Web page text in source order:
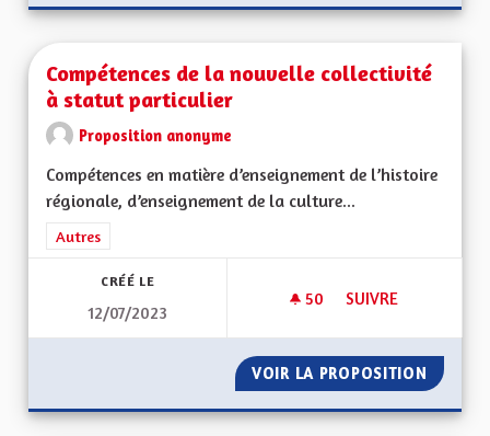
Compétences de la nouvelle collectivité
à statut particulier
Proposition anonyme
Compétences en matière d’enseignement de l’histoire
régionale, d’enseignement de la culture...
Filtrer les résultats de la catégorie : Autres
Autres
CRÉÉ LE
12/07/2023
50 50 ABONNÉS
SUIVRE
VOIR LA PROPOSITION